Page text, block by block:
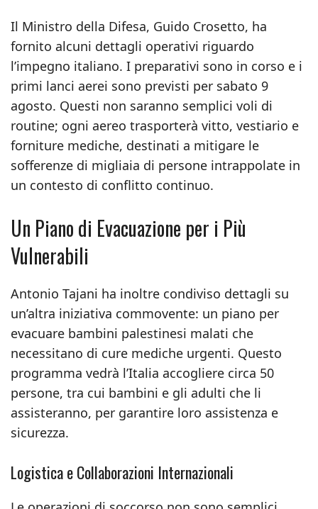
Il Ministro della Difesa, Guido Crosetto, ha
fornito alcuni dettagli operativi riguardo
l’impegno italiano. I preparativi sono in corso e i
primi lanci aerei sono previsti per sabato 9
agosto. Questi non saranno semplici voli di
routine; ogni aereo trasporterà vitto, vestiario e
forniture mediche, destinati a mitigare le
sofferenze di migliaia di persone intrappolate in
un contesto di conflitto continuo.
Un Piano di Evacuazione per i Più
Vulnerabili
Antonio Tajani ha inoltre condiviso dettagli su
un’altra iniziativa commovente: un piano per
evacuare bambini palestinesi malati che
necessitano di cure mediche urgenti. Questo
programma vedrà l’Italia accogliere circa 50
persone, tra cui bambini e gli adulti che li
assisteranno, per garantire loro assistenza e
sicurezza.
Logistica e Collaborazioni Internazionali